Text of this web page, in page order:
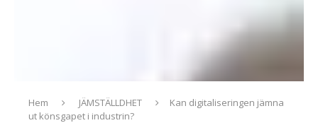
Hem JÄMSTÄLLDHET
Kan digitaliseringen jämna
ut könsgapet i industrin?